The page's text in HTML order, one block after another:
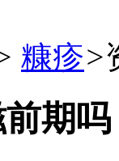
糠疹>
期吗